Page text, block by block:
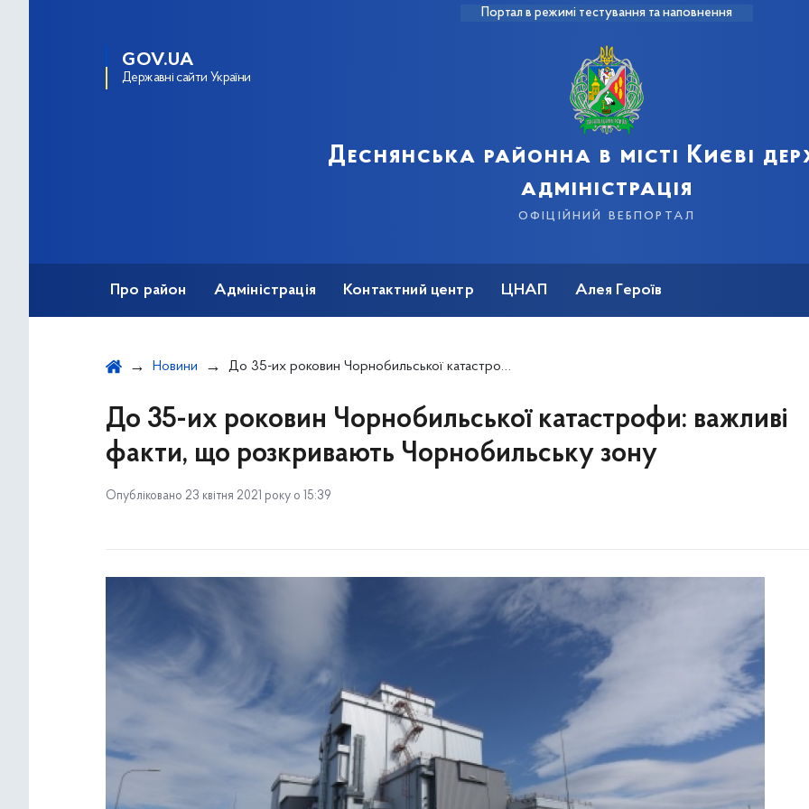
Портал в режимі тестування та наповнення
GOV.UA
Державні сайти України
Деснянська районна в місті Києві
адміністрація
офіційний вебпортал
Про район Адміністрація Контактний центр ЦНАП Алея Героїв
Новини До 35-их роковин Чорнобильської катастрофи: важливі факти, що розкривають Чорнобильську зону
До 35-их роковин Чорнобильської катастрофи: важливі
факти, що розкривають Чорнобильську зону
Опубліковано 23 квітня 2021 року о 15:39